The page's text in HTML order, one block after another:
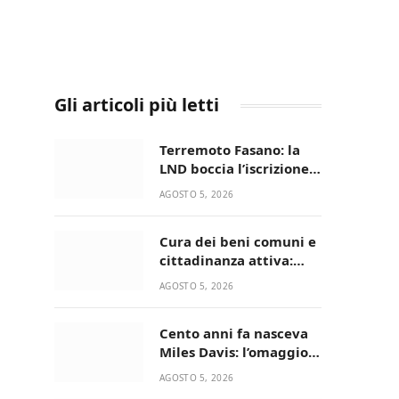
Gli articoli più letti
Terremoto Fasano: la
LND boccia l’iscrizione,
biancazzurri fuori dalla
AGOSTO 5, 2026
Cura dei beni comuni e
cittadinanza attiva:
online l’avviso per la
AGOSTO 5, 2026
Cento anni fa nasceva
Miles Davis: l’omaggio
di Bari in Jazz al
AGOSTO 5, 2026